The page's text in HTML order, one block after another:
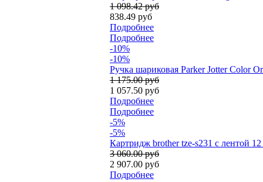
1 098.42 руб
838.49 руб
Подробнее
Подробнее
-10%
-10%
Ручка шариковая Parker Jotter Color
1 175.00 руб
1 057.50 руб
Подробнее
Подробнее
-5%
-5%
Картридж brother tze-s231 с лентой
3 060.00 руб
2 907.00 руб
Подробнее